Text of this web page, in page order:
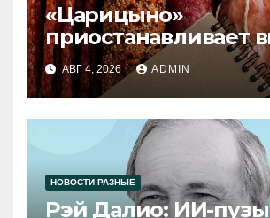
«Царицыно»
приостанавливает
продукции
АВГ 4, 2026 ADMIN
НОВОСТИ РАЗНЫЕ
Рэй Далио: ИИ-